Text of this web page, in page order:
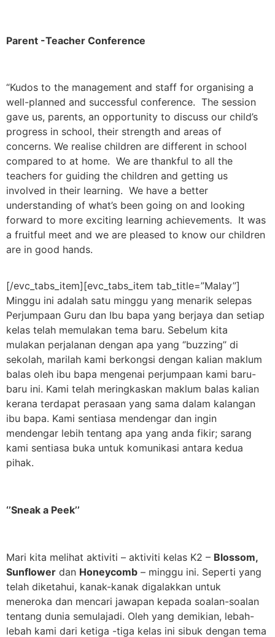
Parent -Teacher Conference
“Kudos to the management and staff for organising a
well-planned and successful conference. The session
gave us, parents, an opportunity to discuss our child’s
progress in school, their strength and areas of
concerns. We realise children are different in school
compared to at home. We are thankful to all the
teachers for guiding the children and getting us
involved in their learning. We have a better
understanding of what’s been going on and looking
forward to more exciting learning achievements. It was
a fruitful meet and we are pleased to know our children
are in good hands.
[/evc_tabs_item][evc_tabs_item tab_title=”Malay”]
Minggu ini adalah satu minggu yang menarik selepas
Perjumpaan Guru dan Ibu bapa yang berjaya dan setiap
kelas telah memulakan tema baru. Sebelum kita
mulakan perjalanan dengan apa yang ‘’buzzing’’ di
sekolah, marilah kami berkongsi dengan kalian maklum
balas oleh ibu bapa mengenai perjumpaan kami baru-
baru ini. Kami telah meringkaskan maklum balas kalian
kerana terdapat perasaan yang sama dalam kalangan
ibu bapa. Kami sentiasa mendengar dan ingin
mendengar lebih tentang apa yang anda fikir; sarang
kami sentiasa buka untuk komunikasi antara kedua
pihak.
‘’Sneak a Peek’’
Mari kita melihat aktiviti – aktiviti kelas K2 – Blossom,
Sunflower dan Honeycomb – minggu ini. Seperti yang
telah diketahui, kanak-kanak digalakkan untuk
meneroka dan mencari jawapan kepada soalan-soalan
tentang dunia semulajadi. Oleh yang demikian, lebah-
lebah kami dari ketiga -tiga kelas ini sibuk dengan tema